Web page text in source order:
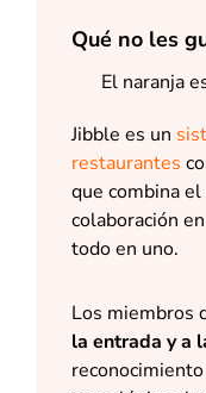
Qué no les
El naranja
Jibble es un
restaurantes
que combina
colaboración
todo en uno.
Los miembros
la entrada y a